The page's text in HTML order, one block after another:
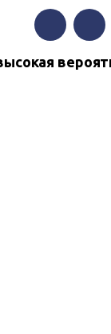
Facebook